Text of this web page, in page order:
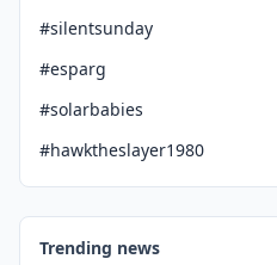
#silentsunday
#esparg
#solarbabies
#hawktheslayer1980
Trending news